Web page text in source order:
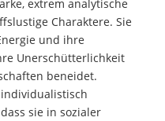
extrem analytische
Charaktere. Sie
und ihre
Unerschütterlichkeit
beneidet.
sie in sozialer